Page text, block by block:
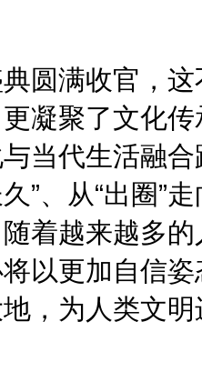
圆满收官，
凝聚了文化
当代生活融
”、从“出圈”
着越来越多
以更加自信
，为人类文